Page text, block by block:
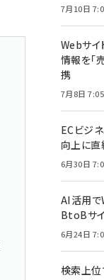
7月10日
Webサイ
情報を「
携
7月8日 7:05
ECビジ
向上に直
6月30日
AI活用で
BtoBサイ
6月24日
検索上